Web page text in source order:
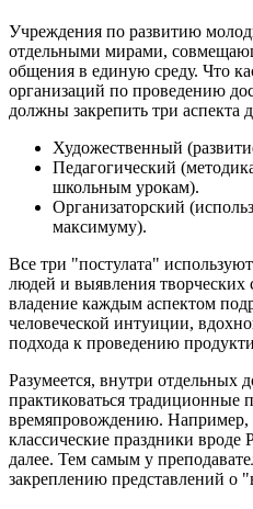
Учреждения по развитию
отдельными мирами,
общения в единую среду. Что
организаций по проведению
должны закрепить три аспекта
Художественный
Педагогический
школьным урокам).
Организаторский
максимуму).
Все три "постулата"
людей и выявления творческих
владение каждым аспектом
человеческой интуиции,
подхода к проведению
Разумеется, внутри отдельных
практиковаться традиционные
времяпровождению. Например,
классические праздники
далее. Тем самым у
закреплению представлений о